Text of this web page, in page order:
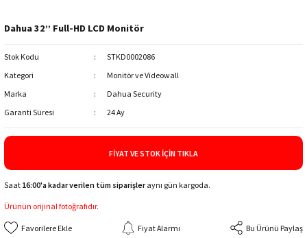
Dahua 32’’ Full-HD LCD Monitör
Stok Kodu
STKD0002086
Kategori
Monitör ve Videowall
Marka
Dahua Security
Garanti Süresi
24 Ay
FIYAT VE STOK İÇIN TIKLA
Saat 16:00'a kadar verilen tüm siparişleraynı gün kargoda.
Ürünün orijinal fotoğrafıdır.
Fiyat Alarmı Bu Ürünü Paylaş